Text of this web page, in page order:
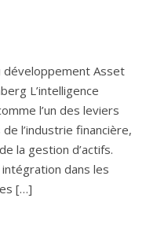
développement Asset
L’intelligence
l’un des leviers
l’industrie financière,
la gestion d’actifs.
dans les
[…]